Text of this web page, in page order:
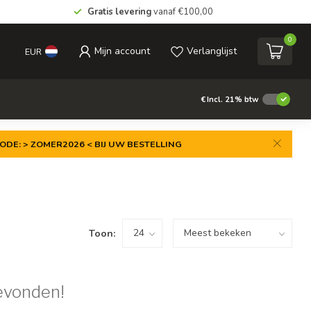
Gratis leveringvanaf €100,00
EUR Mijn account Verlanglijst
0
€Incl. 21% btw
> ZOMER2026 < BIJ UW BESTELLING
Toon: